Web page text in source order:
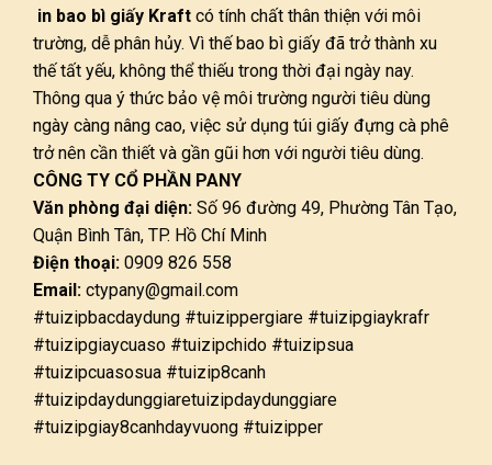
in bao bì giấy Kraft có tính chất thân thiện với môi
trường, dễ phân hủy. Vì thế bao bì giấy đã trở thành xu
thế tất yếu, không thể thiếu trong thời đại ngày nay.
Thông qua ý thức bảo vệ môi trường người tiêu dùng
ngày càng nâng cao, việc sử dụng túi giấy đựng cà phê
trở nên cần thiết và gần gũi hơn với người tiêu dùng.
CÔNG TY CỔ PHẦN PANY
Văn phòng đại diện: Số 96 đường 49, Phường Tân Tạo,
Quận Bình Tân, TP. Hồ Chí Minh
Điện thoại: 0909 826 558
Email: ctypany@gmail.com
#tuizipbacdaydung #tuizippergiare #tuizipgiaykrafr
#tuizipgiaycuaso #tuizipchido #tuizipsua
#tuizipcuasosua #tuizip8canh
#tuizipdaydunggiaretuizipdaydunggiare
#tuizipgiay8canhdayvuong #tuizipper